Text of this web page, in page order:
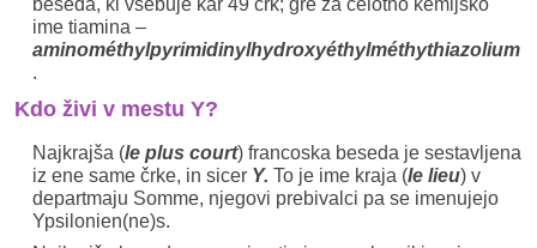
beseda, ki vsebuje kar 49 črk; gre za celotno kemijsko
ime tiamina –
aminométhylpyrimidinylhydroxyéthylméthythiazolium
.
Kdo živi v mestu Y?
Najkrajša (le plus court) francoska beseda je sestavljena
iz ene same črke, in sicer Y. To je ime kraja (le lieu) v
departmaju Somme, njegovi prebivalci pa se imenujejo
Ypsilonien(ne)s.